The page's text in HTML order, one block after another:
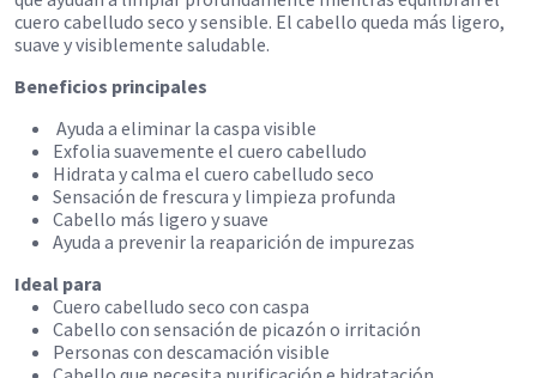
cuero cabelludo seco y sensible. El cabello queda más ligero,
suave y visiblemente saludable.
Beneficios principales
Ayuda a eliminar la caspa visible​
Exfolia suavemente el cuero cabelludo
Hidrata y calma el cuero cabelludo seco
Sensación de frescura y limpieza profunda
Cabello más ligero y suave
Ayuda a prevenir la reaparición de impurezas
Ideal para
Cuero cabelludo seco con caspa
Cabello con sensación de picazón o irritación
Personas con descamación visible